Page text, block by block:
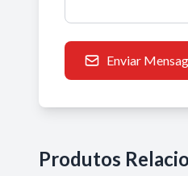
Enviar
Produtos